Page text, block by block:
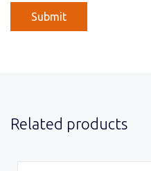
Related products